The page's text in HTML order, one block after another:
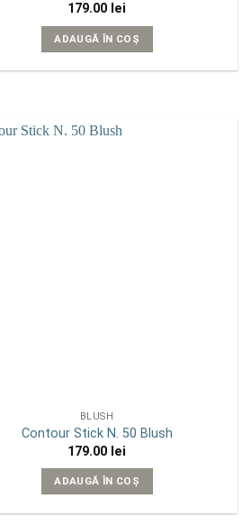
179.00 lei
ADAUGĂ ÎN COȘ
BLUSH
Contour Stick N. 50 Blush
179.00 lei
ADAUGĂ ÎN COȘ